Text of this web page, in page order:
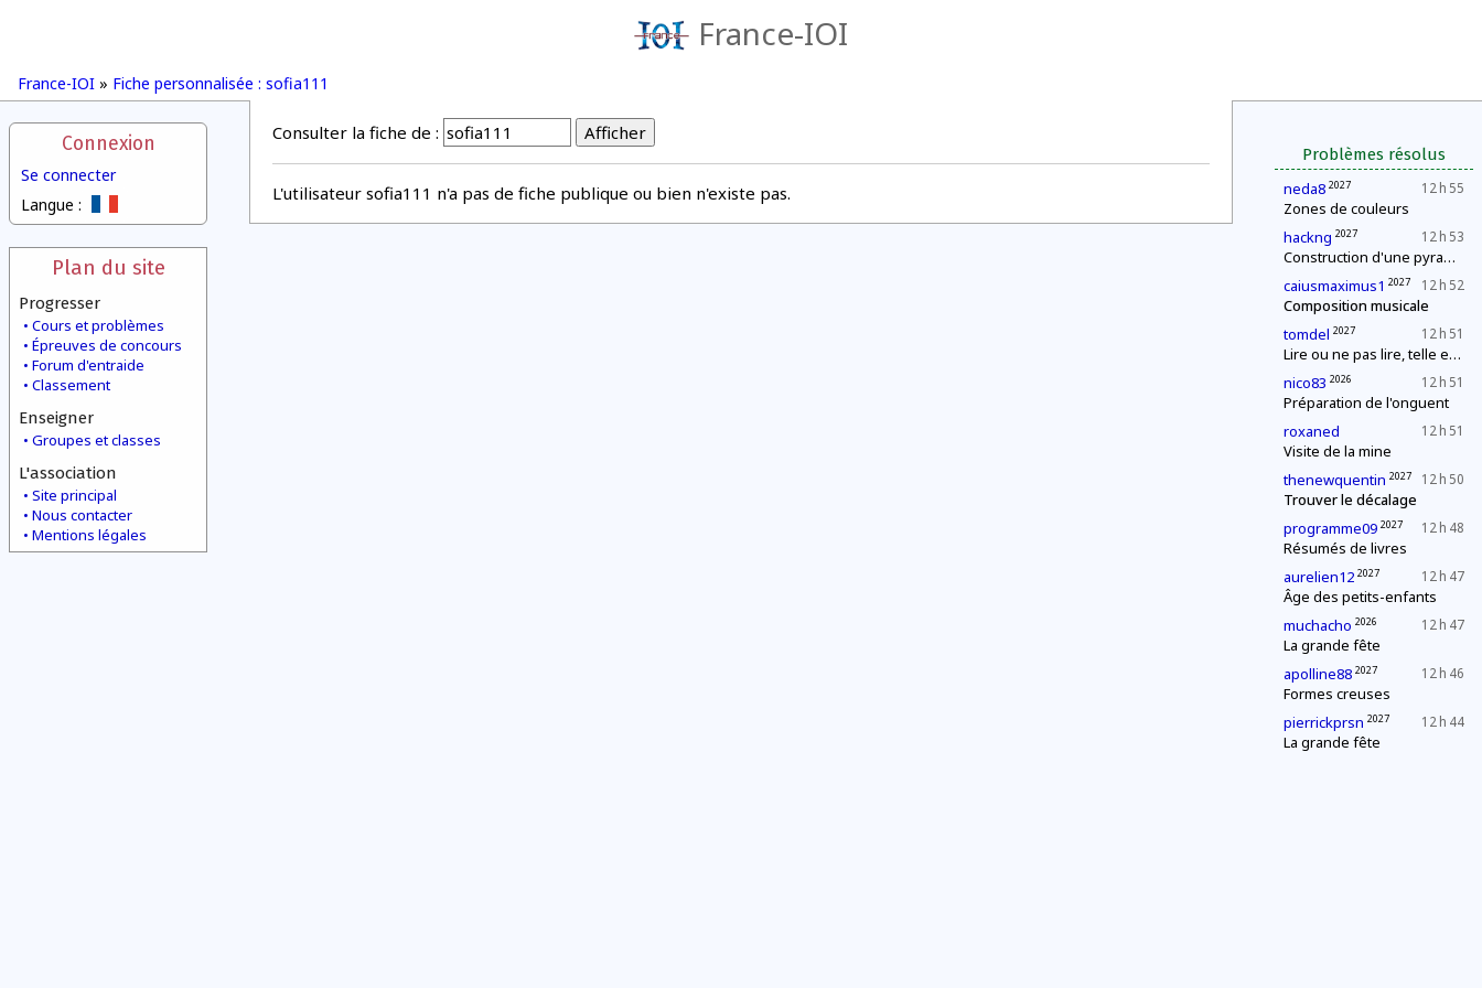
France-IOI
France-IOI » Fiche personnalisée : sofia111
Connexion
Se connecter
Langue :
Plan du site
Progresser
Cours et problèmes
Épreuves de concours
Forum d'entraide
Classement
Enseigner
Groupes et classes
L'association
Site principal
Nous contacter
Mentions légales
Problèmes résolus
12 h 55
neda8 2027
Zones de couleurs
12 h 53
hackng 2027
Construction d'une pyramide
12 h 52
caiusmaximus1 2027
Composition musicale
12 h 51
tomdel 2027
Lire ou ne pas lire, telle est la question
12 h 51
nico83 2026
Préparation de l'onguent
12 h 51
roxaned
Visite de la mine
12 h 50
thenewquentin 2027
Trouver le décalage
12 h 48
programme09 2027
Résumés de livres
12 h 47
aurelien12 2027
Âge des petits-enfants
12 h 47
muchacho 2026
La grande fête
12 h 46
apolline88 2027
Formes creuses
12 h 44
pierrickprsn 2027
La grande fête
Consulter la fiche de :
L'utilisateur sofia111 n'a pas de fiche publique ou bien n'existe pas.